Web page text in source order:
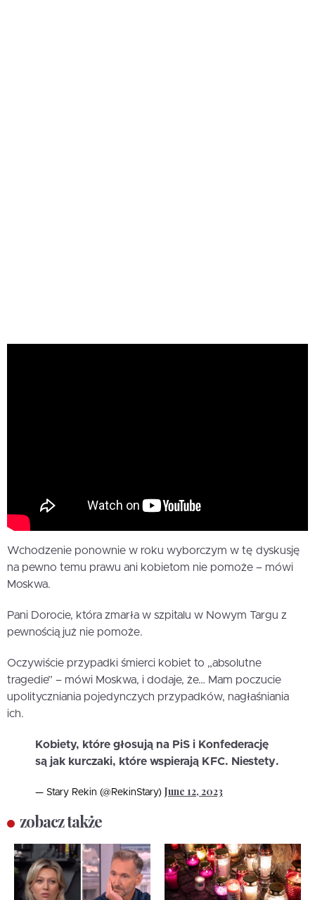
Wchodzenie ponownie w roku wyborczym w tę dyskusję
na pewno temu prawu ani kobietom nie pomoże – mówi
Moskwa.
Pani Dorocie, która zmarła w szpitalu w Nowym Targu z
pewnością już nie pomoże.
Oczywiście przypadki śmierci kobiet to „absolutne
tragedie” – mówi Moskwa, i dodaje, że… Mam poczucie
upolityczniania pojedynczych przypadków, nagłaśniania
ich.
Kobiety, które głosują na PiS i Konfederację
są jak kurczaki, które wspierają KFC. Niestety.
— Stary Rekin (@RekinStary) June 12, 2023
zobacz także